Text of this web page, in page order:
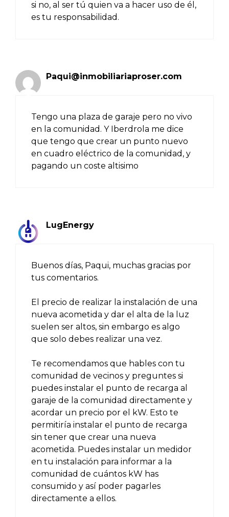
si no, al ser tú quien va a hacer uso de él,
es tu responsabilidad.
Paqui@inmobiliariaproser.com
Tengo una plaza de garaje pero no vivo
en la comunidad. Y Iberdrola me dice
que tengo que crear un punto nuevo
en cuadro eléctrico de la comunidad, y
pagando un coste altisimo
LugEnergy
Buenos días, Paqui, muchas gracias por
tus comentarios.
El precio de realizar la instalación de una
nueva acometida y dar el alta de la luz
suelen ser altos, sin embargo es algo
que solo debes realizar una vez.
Te recomendamos que hables con tu
comunidad de vecinos y preguntes si
puedes instalar el punto de recarga al
garaje de la comunidad directamente y
acordar un precio por el kW. Esto te
permitiría instalar el punto de recarga
sin tener que crear una nueva
acometida. Puedes instalar un medidor
en tu instalación para informar a la
comunidad de cuántos kW has
consumido y así poder pagarles
directamente a ellos.